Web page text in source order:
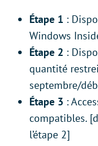
Étape 1 :
Windows
Étape 2 :
quantité
septembre/
Étape 3 :
compatibles.
l’étape 2]